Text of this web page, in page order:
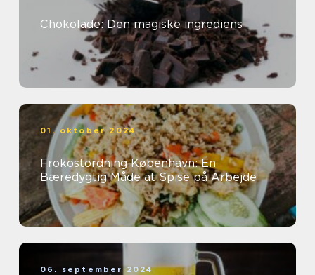
Chokolade: Den magiske ingrediens
01. oktober 2024
Frokostordning København: En
Bæredygtig Måde at Spise på Arbejde
06. september 2024